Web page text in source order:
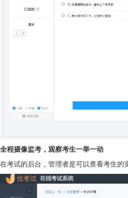
全程摄像监考，观察考生一举一动
在考试的后台，管理者是可以查看考生的